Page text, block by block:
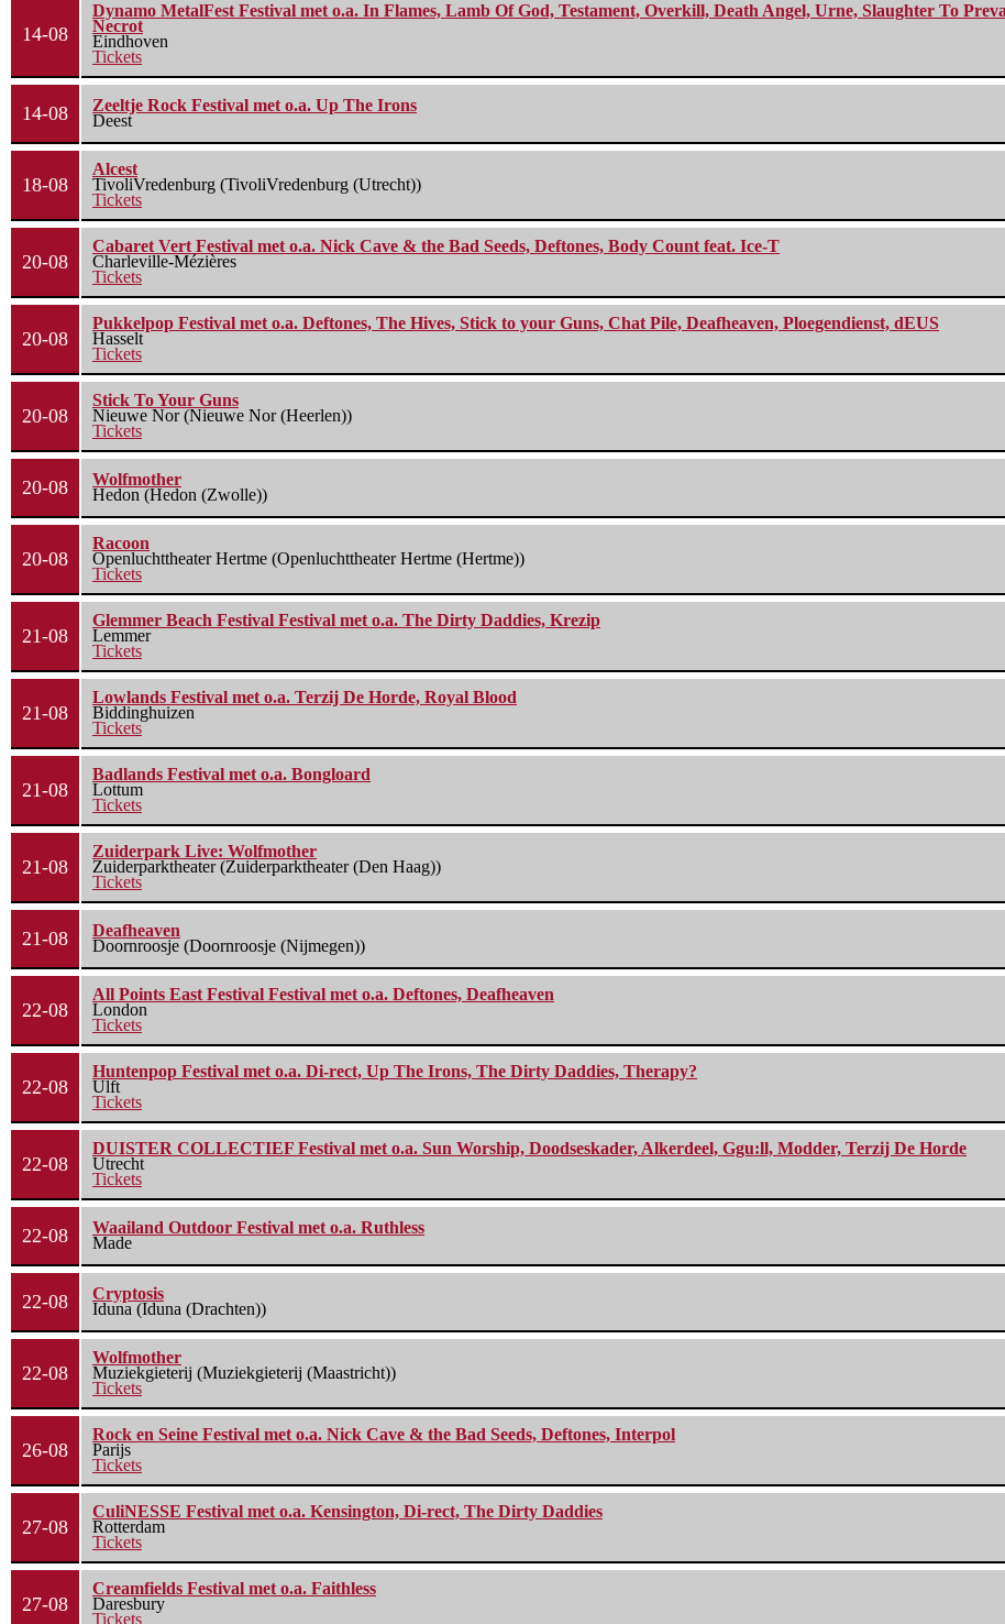
14-08
Dynamo MetalFest Festival met o.a. In Flames, Lamb Of God, Testament, Overkill, Death Angel, Urne, Slaughter To
Necrot
Eindhoven
Tickets
14-08
Zeeltje Rock Festival met o.a. Up The Irons
Deest
18-08
Alcest
TivoliVredenburg (TivoliVredenburg (Utrecht))
Tickets
20-08
Cabaret Vert Festival met o.a. Nick Cave & the Bad Seeds, Deftones, Body Count feat. Ice-T
Charleville-Mézières
Tickets
20-08
Pukkelpop Festival met o.a. Deftones, The Hives, Stick to your Guns, Chat Pile, Deafheaven, Ploegendienst, dEUS
Hasselt
Tickets
20-08
Stick To Your Guns
Nieuwe Nor (Nieuwe Nor (Heerlen))
Tickets
20-08
Wolfmother
Hedon (Hedon (Zwolle))
20-08
Racoon
Openluchttheater Hertme (Openluchttheater Hertme (Hertme))
Tickets
21-08
Glemmer Beach Festival Festival met o.a. The Dirty Daddies, Krezip
Lemmer
Tickets
21-08
Lowlands Festival met o.a. Terzij De Horde, Royal Blood
Biddinghuizen
Tickets
21-08
Badlands Festival met o.a. Bongloard
Lottum
Tickets
21-08
Zuiderpark Live: Wolfmother
Zuiderparktheater (Zuiderparktheater (Den Haag))
Tickets
21-08
Deafheaven
Doornroosje (Doornroosje (Nijmegen))
22-08
All Points East Festival Festival met o.a. Deftones, Deafheaven
London
Tickets
22-08
Huntenpop Festival met o.a. Di-rect, Up The Irons, The Dirty Daddies, Therapy?
Ulft
Tickets
22-08
DUISTER COLLECTIEF Festival met o.a. Sun Worship, Doodseskader, Alkerdeel, Ggu:ll, Modder, Terzij De Horde
Utrecht
Tickets
22-08
Waailand Outdoor Festival met o.a. Ruthless
Made
22-08
Cryptosis
Iduna (Iduna (Drachten))
22-08
Wolfmother
Muziekgieterij (Muziekgieterij (Maastricht))
Tickets
26-08
Rock en Seine Festival met o.a. Nick Cave & the Bad Seeds, Deftones, Interpol
Parijs
Tickets
27-08
CuliNESSE Festival met o.a. Kensington, Di-rect, The Dirty Daddies
Rotterdam
Tickets
27-08
Creamfields Festival met o.a. Faithless
Daresbury
Tickets